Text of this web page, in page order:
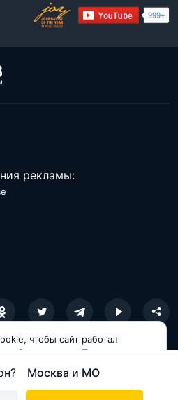
Москва и МО
рекламы:
данных
чтобы сайт работал
для вас. Продолжая